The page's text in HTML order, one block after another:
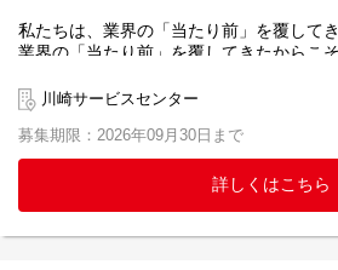
■美容と健康のサポート（うるツヤ制度）
社員の身だしなみを整え、健やかな生活
向上を目的とした制度です。
限に半額を会社が補助します。
■企業型確定拠出金制度
将来の資産形成をサポートするため、企
会社が掛金を拠出し、希望に応じて本人
制度です。
私たちは、業界の「当たり前」を覆して
業界の「当たり前」を覆してきたからこ
施工職においても、「休みが少ない」「
メージがあるかもしれません。
当社では、このようなイメージを覆すべ
導入し、施工職の社員も仕事とプライベ
安心して働ける職場環境作りを目指してい
川崎サービスセンター
募集期限：2026年09月30日まで
詳しくはこちら